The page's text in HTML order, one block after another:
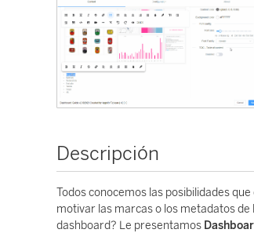
Descripción
Todos conocemos las posibilidades
motivar las marcas o los metadatos de
dashboard? Le presentamos